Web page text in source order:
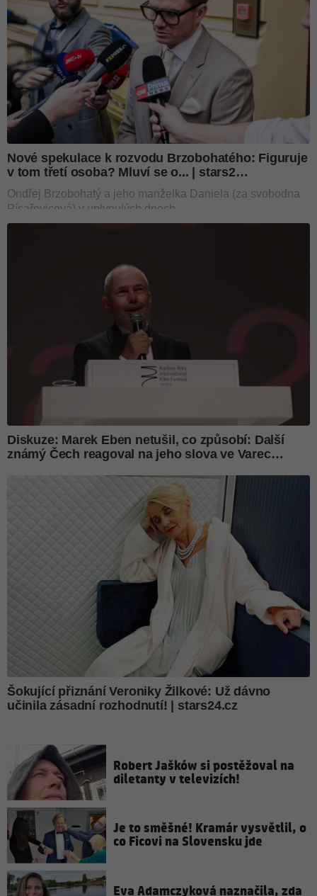
Robert Jašków si postěžoval na
diletanty v televizích!
Je to směšné! Kramár vysvětlil, o
co Ficovi na Slovensku jde
Eva Adamczyková naznačila, zda